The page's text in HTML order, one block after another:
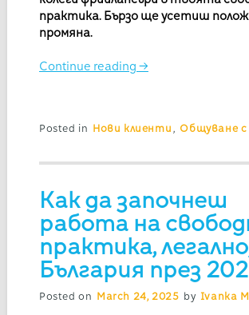
практика. Бързо ще усетиш
промяна.
Continue reading →
Posted in Нови клиенти , Общуване с
Как да започнеш
работа на
практика,
България през
Posted on March 24, 2025 by Ivanka